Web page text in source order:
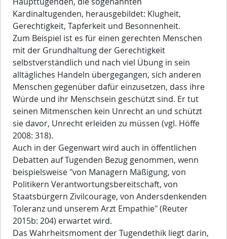
Kardinaltugenden, herausgebildet: Klugheit,
Gerechtigkeit, Tapferkeit und Besonnenheit.
Zum Beispiel ist es für einen gerechten Menschen
mit der Grundhaltung der Gerechtigkeit
selbstverständlich und nach viel Übung in sein
alltägliches Handeln übergegangen, sich anderen
Menschen gegenüber dafür einzusetzen, dass ihre
Würde und ihr Menschsein geschützt sind. Er tut
seinen Mitmenschen kein Unrecht an und schützt
sie davor, Unrecht erleiden zu müssen (vgl. Höffe
2008: 318).
Auch in der Gegenwart wird auch in öffentlichen
Debatten auf Tugenden Bezug genommen, wenn
beispielsweise "von Managern Mäßigung, von
Politikern Verantwortungsbereitschaft, von
Staatsbürgern Zivilcourage, von Andersdenkenden
Toleranz und unserem Arzt Empathie" (Reuter
2015b: 204) erwartet wird.
Das Wahrheitsmoment der Tugendethik liegt darin,